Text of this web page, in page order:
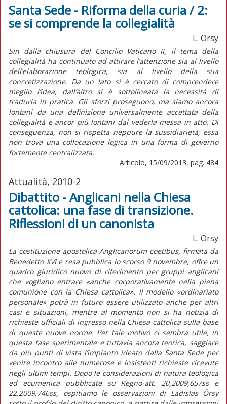
Santa Sede - Riforma della curia / 2:
se si comprende la collegialità
L. Orsy
Sin dalla chiusura del Concilio Vaticano II, il tema della
collegialità ha continuato ad attirare l’attenzione sia al livello
dell’elaborazione teologica, sia al livello della sua
concretizzazione. Da un lato si è cercato di comprendere
meglio l’idea, dall’altro si è sottolineata la necessità di
tradurla in pratica. Gli sforzi proseguono, ma siamo ancora
lontani da una definizione universalmente accettata della
collegialità e ancor più lontani dal vederla messa in atto. Di
conseguenza, non si rispetta neppure la sussidiarietà; essa
non trova una collocazione logica in una forma di governo
fortemente centralizzata.
Articolo, 15/09/2013, pag. 484
Attualità, 2010-2
Dibattito - Anglicani nella Chiesa
cattolica: una fase di transizione.
Riflessioni di un canonista
L. Orsy
La costituzione apostolica Anglicanorum coetibus, firmata da
Benedetto XVI e resa pubblica lo scorso 9 novembre, offre un
quadro giuridico nuovo di riferimento per gruppi anglicani
che vogliano entrare «anche corporativamente nella piena
comunione con la Chiesa cattolica». Il modello «ordinariato
personale» potrà in futuro essere utilizzato anche per altri
casi e situazioni, mentre al momento non si ha notizia di
richieste ufficiali di ingresso nella Chiesa cattolica sulla base
di queste nuove norme. Per tale motivo ci sembra utile, in
questa fase sperimentale e tuttavia ancora teorica, saggiare
da più punti di vista l’impianto ideato dalla Santa Sede per
venire incontro alle numerose e insistenti richieste ricevute
negli ultimi tempi. Dopo le considerazioni di natura teologica
ed ecumenica pubblicate su Regno-att. 20,2009,657ss e
22,2009,746ss, ospitiamo le osservazioni di Ladislas Örsy